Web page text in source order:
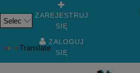
Translate
ZAREJESTRUJ
SIĘ
ZALOGUJ
SIĘ